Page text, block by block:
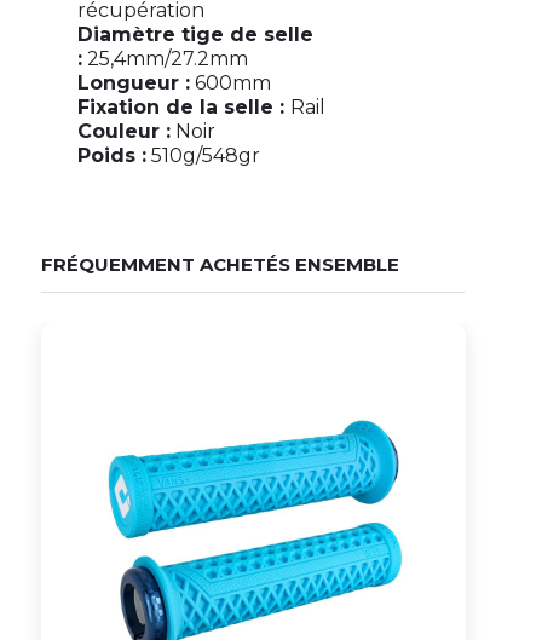
récupération
Diamètre tige de selle
:25,4mm/27.2mm
Longueur :600mm
Fixation de la selle : Rail
Couleur :Noir
Poids :510g/548gr
FRÉQUEMMENT ACHETÉS ENSEMBLE